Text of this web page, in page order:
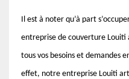
Il est à noter qu’à part
entreprise de couverture
tous vos besoins et demandes
effet, notre entreprise Louiti